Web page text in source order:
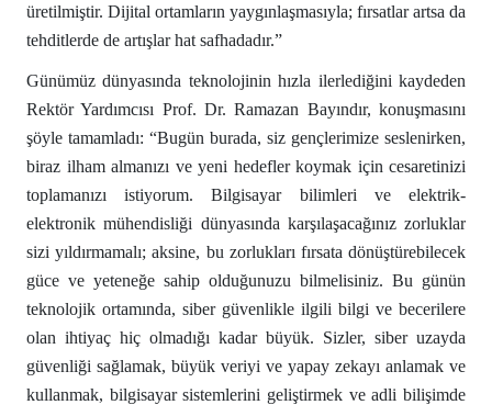
üretilmiştir. Dijital ortamların yaygınlaşmasıyla; fırsatlar artsa da
tehditlerde de artışlar hat safhadadır.”
Günümüz dünyasında teknolojinin hızla ilerlediğini kaydeden
Rektör Yardımcısı Prof. Dr. Ramazan Bayındır, konuşmasını
şöyle tamamladı: “Bugün burada, siz gençlerimize seslenirken,
biraz ilham almanızı ve yeni hedefler koymak için cesaretinizi
toplamanızı istiyorum. Bilgisayar bilimleri ve elektrik-
elektronik mühendisliği dünyasında karşılaşacağınız zorluklar
sizi yıldırmamalı; aksine, bu zorlukları fırsata dönüştürebilecek
güce ve yeteneğe sahip olduğunuzu bilmelisiniz. Bu günün
teknolojik ortamında, siber güvenlikle ilgili bilgi ve becerilere
olan ihtiyaç hiç olmadığı kadar büyük. Sizler, siber uzayda
güvenliği sağlamak, büyük veriyi ve yapay zekayı anlamak ve
kullanmak, bilgisayar sistemlerini geliştirmek ve adli bilişimde